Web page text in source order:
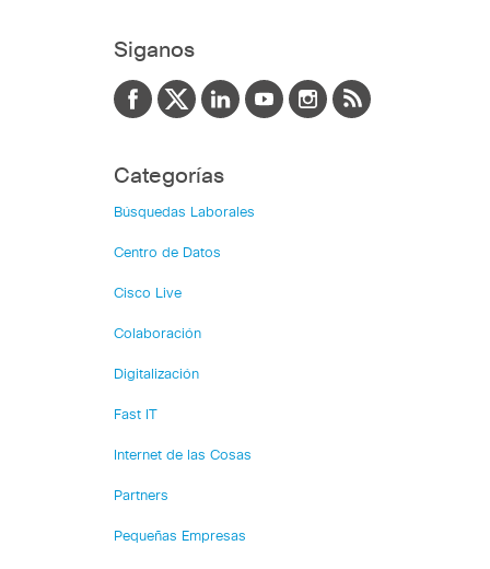
Siganos
Categorías
Búsquedas Laborales
Centro de Datos
Cisco Live
Colaboración
Digitalización
Fast IT
Internet de las Cosas
Partners
Pequeñas Empresas